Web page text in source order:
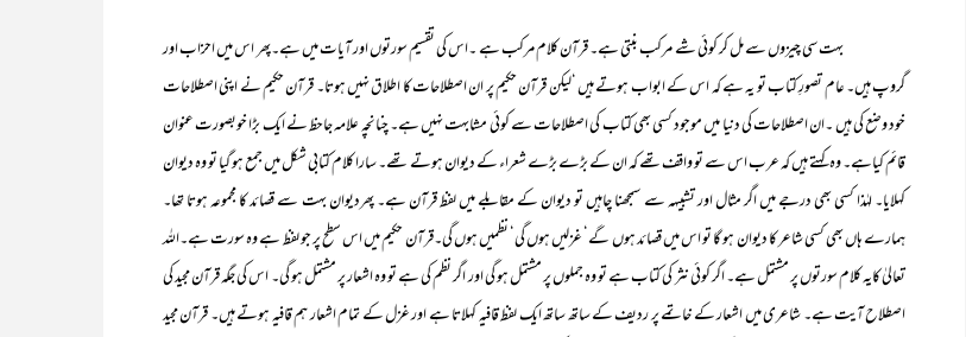
بہت سی چیزوں سے مل کر کوئی شے مرکب بنتی ہے۔ قرآن کلام مرکب ہے ۔اس کی تقسیم سورتوں اور آیات میں ہے۔پھر اس میں احزاب اور
گروپ ہیں۔ عام تصورِ کتاب تو یہ ہے کہ اس کے ابواب ہوتے ہیں ‘لیکن قرآن حکیم پر ان اصطلاحات کا اطلاق نہیں ہوتا۔ قرآن حکیم نے اپنی اصطلاحات
خود وضع کی ہیں ۔ان اصطلاحات کی دنیا میں موجود کسی بھی کتاب کی اصطلاحات سے کوئی مشابہت نہیں ہے۔ چنانچہ علامہ جاحظ نے ایک بڑا خوبصورت عنوان
قائم کیاہے۔ وہ کہتے ہیں کہ عرب اس سے تو واقف تھے کہ ان کے بڑے بڑے شعراء کے دیوان ہوتے تھے۔ سارا کلام کتابی شکل میں جمع ہو گیا تو وہ دیوان
کہلایا۔ لہٰذا کسی بھی درجے میں اگر مثال اور تشبیہہ سے سمجھنا چاہیں تو دیوان کے مقابلے میں لفظ قرآن ہے۔ پھردیوان بہت سے قصائد کا مجموعہ ہوتا تھا۔
ہمارے ہاں بھی کسی شاعر کا دیوان ہو گا تو اس میں قصائد ہوں گے‘ غزلیں ہوں گی‘ نظمیں ہوں گی۔قرآن حکیم میں اس سطح پر جو لفظ ہے وہ سورت ہے۔اللہ
تعالیٰ کایہ کلام سورتوں پر مشتمل ہے۔ اگر کوئی نثر کی کتاب ہے تو وہ جملوں پر مشتمل ہو گی اور اگر نظم کی ہے تو وہ اشعار پر مشتمل ہو گی۔ اس کی جگہ قرآن مجید کی
اصطلاح آیت ہے۔ شاعری میں اشعار کے خاتمے پر ردیف کے ساتھ ساتھ ایک لفظ قافیہ کہلاتا ہے اور غزل کے تمام اشعار ہم قافیہ ہوتے ہیں۔ قرآن مجید